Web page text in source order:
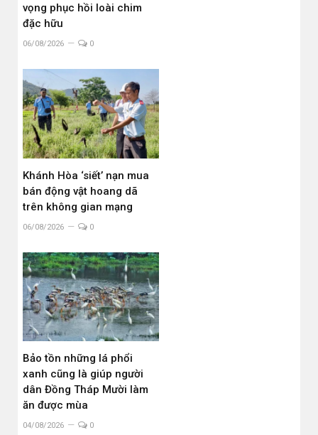
vọng phục hồi loài chim
đặc hữu
06/08/2026 0
Khánh Hòa ‘siết’ nạn mua
bán động vật hoang dã
trên không gian mạng
06/08/2026 0
Bảo tồn những lá phổi
xanh cũng là giúp người
dân Đồng Tháp Mười làm
ăn được mùa
04/08/2026 0